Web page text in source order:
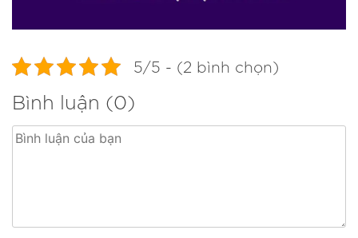
5/5 - (2 bình chọn)
Bình luận (0)